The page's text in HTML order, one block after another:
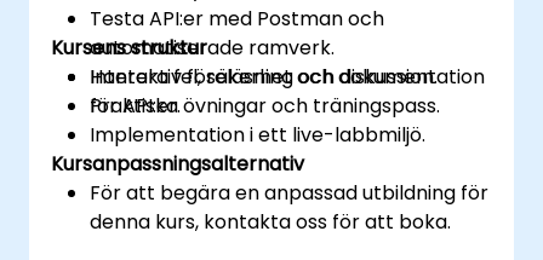
Testa API:er med Postman och
automatiserade ramverk.
Hantera fel, säkerhet och dokumentation
för API:er.
Kursens struktur
Interaktiv föreläsning och diskussion.
Praktiska övningar och träningspass.
Implementation i ett live-labbmiljö.
Kursanpassningsalternativ
För att begära en anpassad utbildning för
denna kurs, kontakta oss för att boka.